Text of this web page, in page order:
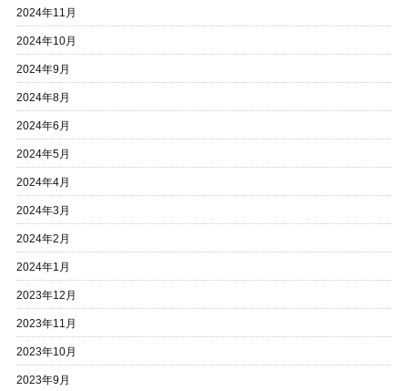
2024年11月
2024年10月
2024年9月
2024年8月
2024年6月
2024年5月
2024年4月
2024年3月
2024年2月
2024年1月
2023年12月
2023年11月
2023年10月
2023年9月